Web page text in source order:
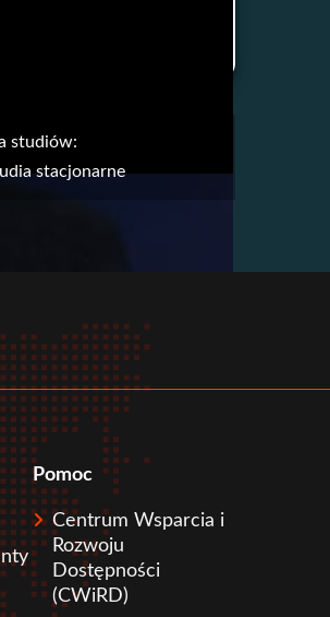
studiów:
stacjonarne
Pomoc
Centrum Wsparcia i
Rozwoju
Dostępności
(CWiRD)